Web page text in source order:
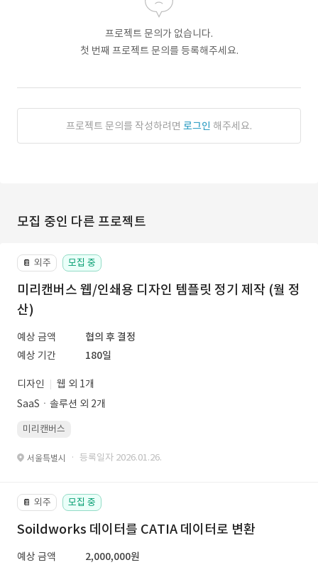
프로젝트 문의가 없습니다.
첫 번째 프로젝트 문의를 등록해주세요.
프로젝트 문의를 작성하려면 로그인 해주세요.
모집 중인 다른 프로젝트
📔 외주 모집 중
미리캔버스 웹/인쇄용 디자인 템플릿 정기 제작 (월 정
산)
예상 금액
협의 후 결정
예상 기간
180일
디자인
웹 외 1개
SaaSㆍ솔루션 외 2개
미리캔버스
서울특별시 · 등록일자 2026.01.26.
📔 외주 모집 중
Soildworks 데이터를 CATIA 데이터로 변환
예상 금액
2,000,000원